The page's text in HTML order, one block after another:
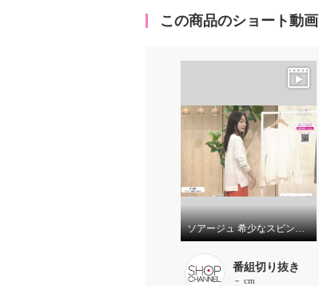
この商品のショート動画
ソアージュ 希少なスビン綿１００％ とろける肌触りと 上品な光沢 クルーネック ニットプルオーバー
番組切り抜き
－ cm